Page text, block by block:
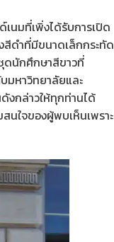
นมที่เพิ่งได้รับการเปิด
สีดำที่มีขนาดเล็กกระทัด
ชุดนักศึกษาสีขาวที่
มหาวิทยาลัยและ
งกล่าวให้ทุกท่านได้
นใจของผู้พบเห็นเพราะ